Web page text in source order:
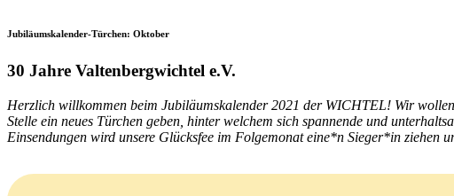
Jubiläumskalender-Türchen: Oktober
30 Jahre Valtenbergwichtel e.V.
Herzlich willkommen beim Jubiläumskalender 2021 der WICHTEL! Wir
Stelle ein neues Türchen geben, hinter welchem sich spannende und
Einsendungen wird unsere Glücksfee im Folgemonat eine*n Sieger*in ziehen